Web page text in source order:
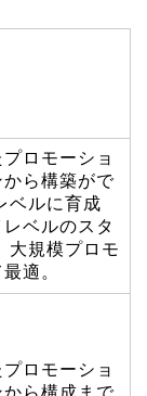
ロモーショ
ら構築がで
ベルに育成
ベルのスタ
大規模プロモ
適。
ロモーショ
ら構成まで